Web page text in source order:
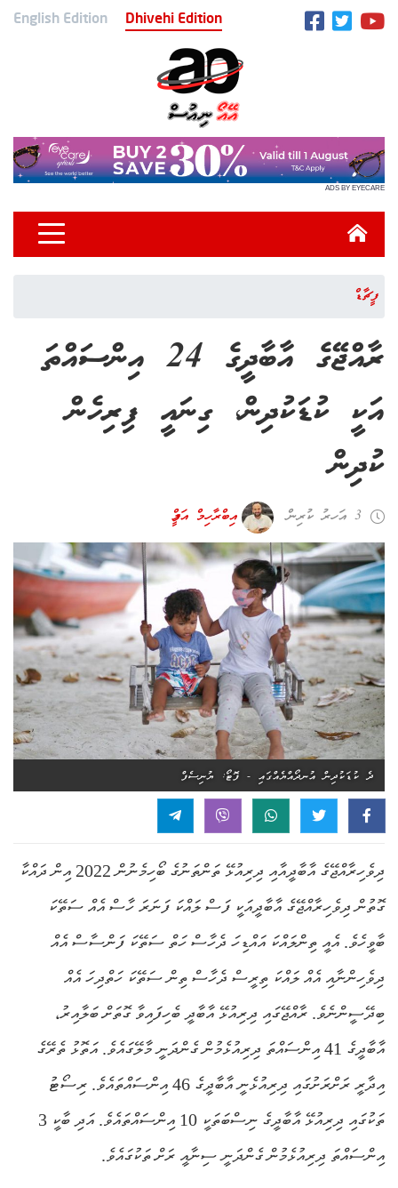
English Edition Dhivehi Edition
ADS BY EYECARE
ފީޗާޑް
ރާއްޖޭގެ އާބާދީގެ 24 އިންސައްތަ
އަކީ ކުޑަކުދިން، ގިނައީ ފިރިހެން
ކުދިން
3 އަހރު ކުރިން އިބްރާހިމް އަލީފް
ދެ ކުޑަކުދިން އުނދޯއްޔެއްގައި - ފޮޓޯ: ޔުނިސެފް
ދިވެހިރާއްޖޭގެ އާބާދީއާއި ދިރިއުޅޭ ތަންތަނުގެ ބޯހިމެނުން 2022 އިން ދައްކާ
ގޮތުން ދިވެހިރާއްޖޭގެ އާބާދީއަކީ ފަސް ލައްކަ ފަނަރަ ހާސް އެއް ސަތޭކަ
ބާވީހެވެ. އެއީ ތިންލައްކަ އައްޑިހަ ދެހާސް ހަތް ސަތޭކަ ފަންސާސް އެއް
ދިވެހިންނާއި އެއް ލައްކަ ތިރީސް ދެހާސް ތިން ސަތޭކަ ހަތްދިހަ އެއް
ބިދޭސީންނެވެ. ރާއްޖޭގައި ދިރިއުޅޭ އާބާދީ ބެހިފައިވާ ގޮތަށް ބަލާއިރު،
އާބާދީގެ 41 އިންސައްތަ ދިރިއުޅެމުން ގެންދަނީ މާލޭގައެވެ. އަތޮޅު ތެރޭގެ
އިދާރީ ރަށްރަށުގައި ދިރިއުޅެނީ އާބާދީގެ 46 އިންސައްތައެވެ. ރިސޯޓު
ތަކުގައި ދިރިއުޅޭ އާބާދީގެ ނިސްބަތަކީ 10 އިންސައްތައެވެ. އަދި ބާކީ 3
އިންސައްތަ ދިރިއުޅެމުން ގެންދަނީ ސިނާއީ ރަށް ތަކުގައެވެ.